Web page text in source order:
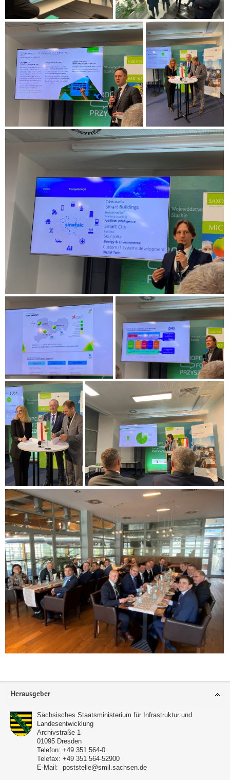
Footer-
Herausgeber
Sächsisches Staatsministerium für Infrastruktur und
Landesentwicklung
Archivstraße 1
01095 Dresden
Telefon: +49 351 564-0
Telefax: +49 351 564-52900
E-Mail:
poststelle@smil.sachsen.de